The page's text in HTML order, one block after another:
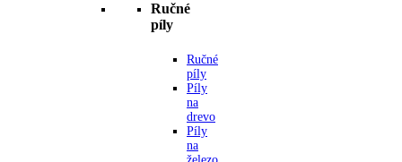
Ručné
píly
Ručné
píly
Píly
na
drevo
Píly
na